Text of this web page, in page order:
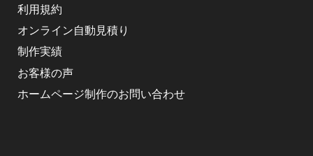
利用規約
オンライン自動見積り
制作実績
お客様の声
ホームページ制作のお問い合わせ